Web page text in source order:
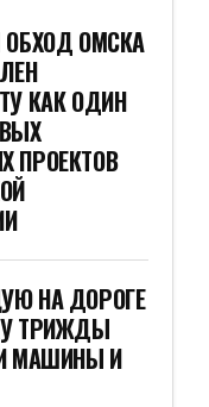
ОМСКА
КАК ОДИН
ПРОЕКТОВ
НА ДОРОГЕ
ТРИЖДЫ
МАШИНЫ И